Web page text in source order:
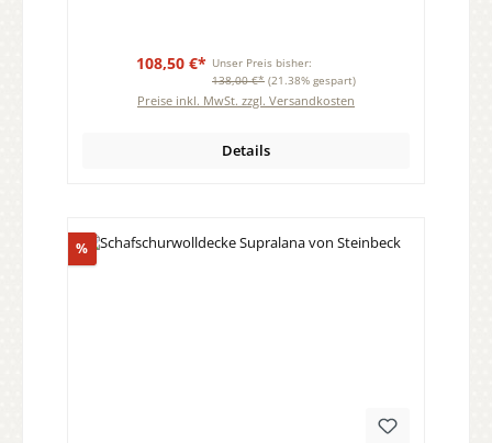
108,50 €* Unser Preis bisher:
138,00 €* (21.38% gespart)
Preise inkl. MwSt. zzgl. Versandkosten
Details
%Rabatt